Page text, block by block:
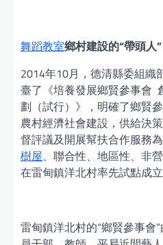
舞蹈教室鄉村建設的“帶頭人”
2014年10月，德清縣委組織
臺了《培養發展鄉賢參事會
劃（試行）》，明確了鄉賢
農村經濟社會建設，供給決
督評議及開展幫扶合作服務
樹屋、聯合性、地區性、非
在雷甸鎮洋北村率先試點成立
雷甸鎮洋北村的“鄉賢參事會